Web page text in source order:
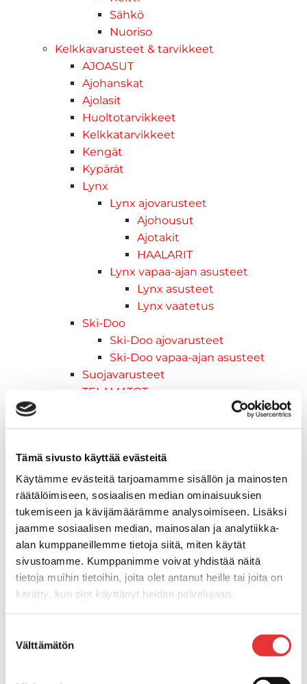
Tämä sivusto käyttää evästeitä
Käytämme evästeitä tarjoamamme sisällön ja mainosten
räätälöimiseen, sosiaalisen median ominaisuuksien
tukemiseen ja kävijämäärämme analysoimiseen. Lisäksi
jaamme sosiaalisen median, mainosalan ja analytiikka-
alan kumppaneillemme tietoja siitä, miten käytät
sivustoamme. Kumppanimme voivat yhdistää näitä
tietoja muihin tietoihin, joita olet antanut heille tai joita on
kerätty, kun olet käyttänyt heidän palvelujaan.
valinta
Välttämätön
Sähkö
Nuoriso
Kelkkavarusteet & tarvikkeet
AJOASUT
Ajohanskat
Ajolasit
Huoltotarvikkeet
Kelkkatarvikkeet
Kengät
Kypärät
Lynx
Lynx ajovarusteet
Ajohousut
Ajotakit
HAALARIT
Lynx vapaa-ajan asusteet
Lynx asusteet
Lynx vaatetus
Ski-Doo
Ski-Doo ajovarusteet
Ski-Doo vapaa-ajan asusteet
Suojavarusteet
TELAMATOT
Variaattorin hihnat
Mönkijät
Can-Am traktorimönkijät
Can-Am traktorimönkijät 2025
Can-Am traktorimönkijät 2026
Can-Am SSV-Mallit
Traxter mallisto
Traxter 2025
Traxter 2026
Maverick mallisto
Maverick 2025
Mönkijöiden lisävarusteet ja -tarvikkeet